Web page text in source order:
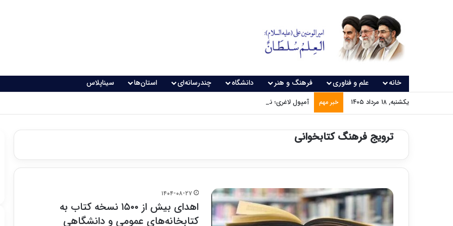
خانه علم و فناوری فرهنگ و هنر دانشگاه چندرسانه‌ای استان‌ها سیناپلاس
یکشنبه, ۱۸ مرداد ۱۴۰۵ خبر مهم آمپول لاغری؛ نسخه‌ای که بدون تغذیه خطرناک می‌شود
ترویج فرهنگ کتابخوانی
۱۴۰۴-۰۸-۲۷
اهدای بیش از ۱۵۰۰ نسخه کتاب به
کتابخانه‌های عمومی و دانشگاهی